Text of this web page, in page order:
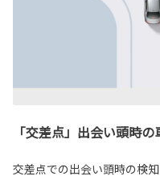
「交差点」出会い頭時
交差点での出会い頭時の検知